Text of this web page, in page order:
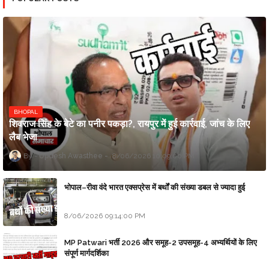
BHOPAL
शिवराज सिंह के बेटे का पनीर पकड़ा?, रायपुर में हुई कार्रवाई, जांच के लिए
लैब भेजा
Updesh Awasthee 8/06/2026 10:09:00 PM
भोपाल–रीवा वंदे भारत एक्सप्रेस में बर्थों की संख्या डबल से ज्यादा हुई
8/06/2026 09:14:00 PM
MP Patwari भर्ती 2026 और समूह-2 उपसमूह-4 अभ्यर्थियों के लिए
संपूर्ण मार्गदर्शिका